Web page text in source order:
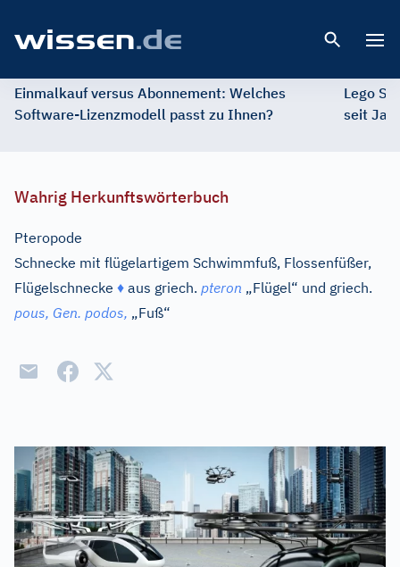
Einmalkauf versus Abonnement: Welches
Software-Lizenzmodell passt zu Ihnen?
Lego
seit
Wahrig Herkunftswörterbuch
Pteropode
Schnecke mit flügelartigem Schwimmfuß, Flossenfüßer,
Flügelschnecke ♦ aus griech. pteron „Flügel“ und griech.
pous, Gen. podos, „Fuß“